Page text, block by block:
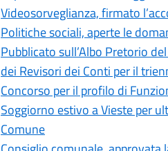
Videosorveglianza, firmato
Politiche sociali, aperte le
Pubblicato sull’Albo Pretorio
dei Revisori dei Conti per il
Concorso per il profilo di
Soggiorno estivo a Vieste per
Comune